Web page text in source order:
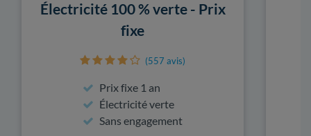
Électricité 100 % verte - Prix
fixe
(557 avis)
Prix fixe 1 an
Électricité verte
Sans engagement